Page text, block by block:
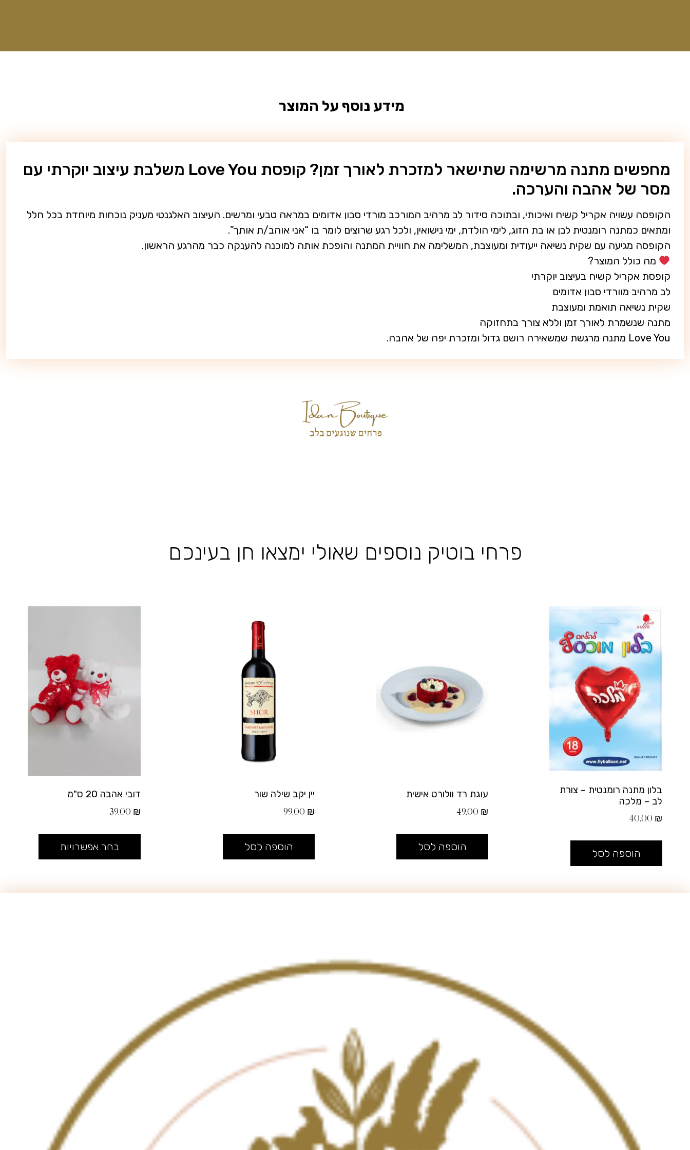
מידע נוסף על המוצר
מחפשים מתנה מרשימה שתישאר למזכרת לאורך זמן? קופסת Love You משלבת עיצוב יוקרתי עם
מסר של אהבה והערכה.
הקופסה עשויה אקריל קשיח ואיכותי, ובתוכה סידור לב מרהיב המורכב מורדי סבון אדומים במראה טבעי ומרשים. העיצוב האלגנטי מעניק נוכחות מיוחדת בכל חלל
ומתאים כמתנה רומנטית לבן או בת הזוג, לימי הולדת, ימי נישואין, ולכל רגע שרוצים לומר בו “אני אוהב/ת אותך”.
הקופסה מגיעה עם שקית נשיאה ייעודית ומעוצבת, המשלימה את חוויית המתנה והופכת אותה למוכנה להענקה כבר מהרגע הראשון.
מה כולל המוצר?
קופסת אקריל קשיח בעיצוב יוקרתי
לב מרהיב מוורדי סבון אדומים
שקית נשיאה תואמת ומעוצבת
מתנה שנשמרת לאורך זמן וללא צורך בתחזוקה
Love You מתנה מרגשת שמשאירה רושם גדול ומזכרת יפה של אהבה.
פרחי בוטיק נוספים שאולי ימצאו חן בעינכם
בלון מתנה רומנטית – צורת
לב – מלכה
40.00 ₪
הוספה לסל
עוגת רד וולורט אישית
49.00 ₪
הוספה לסל
יין יקב שילה שור
99.00 ₪
הוספה לסל
דובי אהבה 20 ס"מ
39.00 ₪
בחר אפשרויות